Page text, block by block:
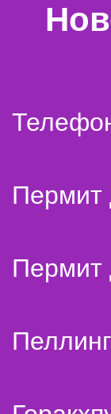
Пермит
Пермит
Пеллинг